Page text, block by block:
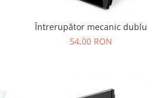
Întrerupător mecanic dublu
54,00 RON